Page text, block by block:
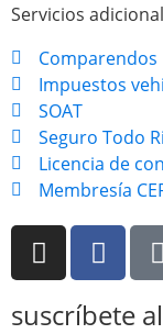
Servicios
Comparendos
Impuestos
SOAT
Seguro Todo
Licencia de
Membresía
suscríbete